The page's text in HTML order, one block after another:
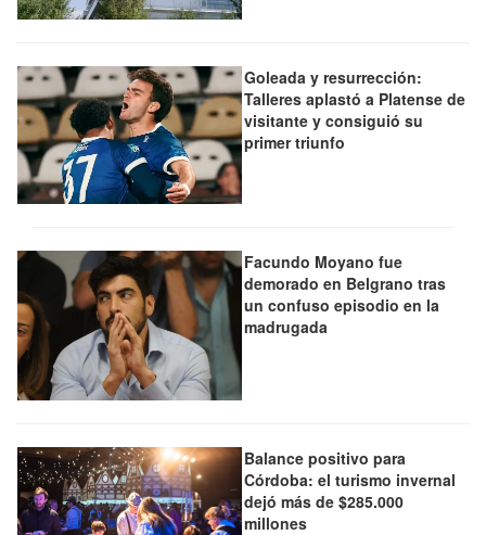
Goleada y resurrección:
Talleres aplastó a Platense de
visitante y consiguió su
primer triunfo
Facundo Moyano fue
demorado en Belgrano tras
un confuso episodio en la
madrugada
Balance positivo para
Córdoba: el turismo invernal
dejó más de $285.000
millones